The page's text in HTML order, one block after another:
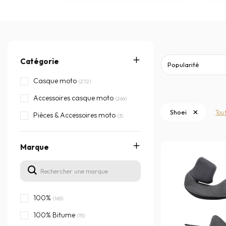
Catégorie
Casque moto (272)
Accessoires casque moto (266)
Pièces & Accessoires moto (3)
Marque
100% (165)
100% Bitume (15)
Shoei